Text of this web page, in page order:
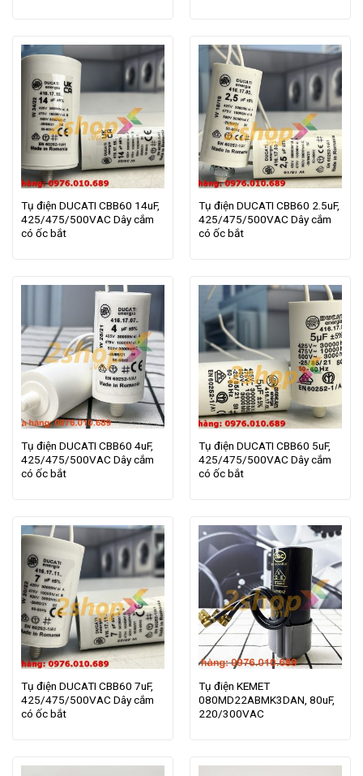
Tụ điện DUCATI CBB60 14uF,
425/475/500VAC Dây cắm
có ốc bắt
Tụ điện DUCATI CBB60 2.5uF,
425/475/500VAC Dây cắm
có ốc bắt
Tụ điện DUCATI CBB60 4uF,
425/475/500VAC Dây cắm
có ốc bắt
Tụ điện DUCATI CBB60 5uF,
425/475/500VAC Dây cắm
có ốc bắt
Tụ điện DUCATI CBB60 7uF,
425/475/500VAC Dây cắm
có ốc bắt
Tụ điện KEMET
080MD22ABMK3DAN, 80uF,
220/300VAC